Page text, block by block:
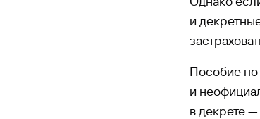
и
Пособие
и
в декрете